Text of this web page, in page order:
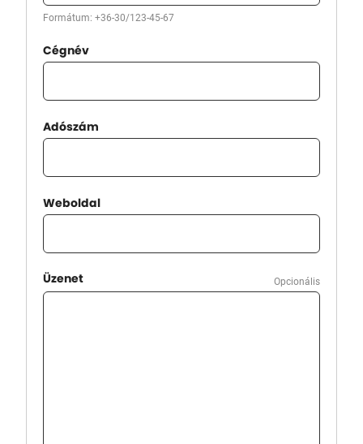
Formátum: +36-30/123-45-67
Cégnév
Adószám
Weboldal
Üzenet Opcionális